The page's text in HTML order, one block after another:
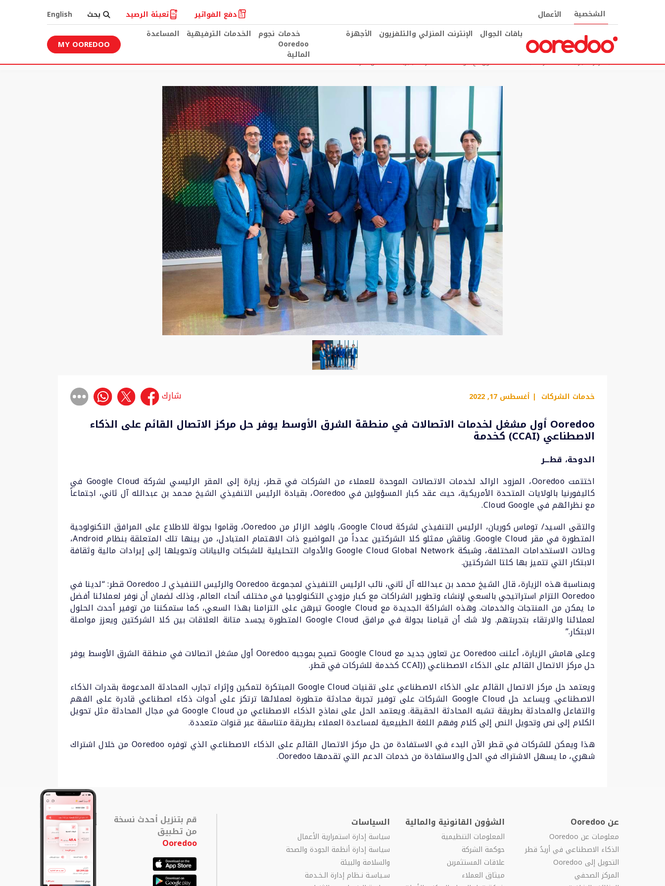
الشخصية الأعمال دفع الفواتير تعبئة الرصيد بحث
English
باقات الجوال
الإنترنت المنزلي والتلفزيون الأجهزة خدمات
Ooredoo
المالية
نجوم الخدمات الترفيهية المساعدة
MY OOREDOO
مركز الأخبار خدمات الشركات Ooredoo تتعاون مع Cloud Google للارتقاء بتجربة عملائها من الشركات
خدمات الشركات | أغسطس 17, 2022 شارك
Ooredoo أول مشغل لخدمات الاتصالات في منطقة الشرق الأوسط يوفر حل مركز الاتصال القائم على الذكاء
الاصطناعي (CCAI) كخدمة
الدوحة، قطـــر
اختتمت Ooredoo، المزود الرائد لخدمات الاتصالات الموحدة للعملاء من الشركات في قطر، زيارة إلى المقر الرئيسي لشركة Google Cloud في
كاليفورنيا بالولايات المتحدة الأمريكية، حيث عقد كبار المسؤولين في Ooredoo، بقيادة الرئيس التنفيذي الشيخ محمد بن عبدالله آل ثاني، اجتماعاً
مع نظرائهم في Cloud Google.
والتقى السيد/ توماس كوريان، الرئيس التنفيذي لشركة Google Cloud، بالوفد الزائر من Ooredoo، وقاموا بجولة للاطلاع على المرافق التكنولوجية
المتطورة في مقر Google Cloud. وناقش ممثلو كلا الشركتين عدداً من المواضيع ذات الاهتمام المتبادل، من بينها تلك المتعلقة بنظام Android،
وحالات الاستخدامات المختلفة، وشبكة Google Cloud Global Network والأدوات التحليلية للشبكات والبيانات وتحويلها إلى إيرادات مالية وثقافة
الابتكار التي تتميز بها كلتا الشركتين.
وبمناسبة هذه الزيارة، قال الشيخ محمد بن عبدالله آل ثاني، نائب الرئيس التنفيذي لمجموعة Ooredoo والرئيس التنفيذي لـ Ooredoo قطر: “لدينا في
Ooredoo التزام استراتيجي بالسعي لإنشاء وتطوير الشراكات مع كبار مزودي التكنولوجيا في مختلف أنحاء العالم، وذلك لضمان أن نوفر لعملائنا أفضل
ما يمكن من المنتجات والخدمات. وهذه الشراكة الجديدة مع Google Cloud تبرهن على التزامنا بهذا السعي، كما ستمكننا من توفير أحدث الحلول
لعملائنا والارتقاء بتجربتهم. ولا شك أن قيامنا بجولة في مرافق Google Cloud المتطورة يجسد متانة العلاقات بين كلا الشركتين ويعزز مواصلة
الابتكار.”
وعلى هامش الزيارة، أعلنت Ooredoo عن تعاون جديد مع Google Cloud تصبح بموجبه Ooredoo أول مشغل اتصالات في منطقة الشرق الأوسط يوفر
حل مركز الاتصال القائم على الذكاء الاصطناعي ((CCAI كخدمة للشركات في قطر.
ويعتمد حل مركز الاتصال القائم على الذكاء الاصطناعي على تقنيات Google Cloud المبتكرة لتمكين وإثراء تجارب المحادثة المدعومة بقدرات الذكاء
الاصطناعي. ويساعد حل Google Cloud الشركات على توفير تجربة محادثة متطورة لعملائها ترتكز على أدوات ذكاء اصطناعي قادرة على الفهم
والتفاعل والمحادثة بطريقة تشبه المحادثة الحقيقة. ويعتمد الحل على نماذج الذكاء الاصطناعي من Google Cloud في مجال المحادثة مثل تحويل
الكلام إلى نص وتحويل النص إلى كلام وفهم اللغة الطبيعية لمساعدة العملاء بطريقة متناسقة عبر قنوات متعددة.
هذا ويمكن للشركات في قطر الآن البدء في الاستفادة من حل مركز الاتصال القائم على الذكاء الاصطناعي الذي توفره Ooredoo من خلال اشتراك
شهري، ما يسهل الاشتراك في الحل والاستفادة من خدمات الدعم التي تقدمها Ooredoo.
عن Ooredoo
معلومات عن Ooredoo
الذكاء الاصطناعي في أريدُ قطر
التحويل إلى Ooredoo
المركز الصحفي
الشؤون القانونية والمالية
المعلومات التنظيمية
حوكمة الشركة
علاقات المستثمرين
ميثاق العملاء
السياسات
سياسة إدارة استمرارية الأعمال
سياسة إدارة أنظمة الجودة والصحة
والسلامة والبيئة
سـياسـة نـظام إدارة الـخـدمة
قم بتنزيل أحدث نسخة
من تطبيق
Ooredoo